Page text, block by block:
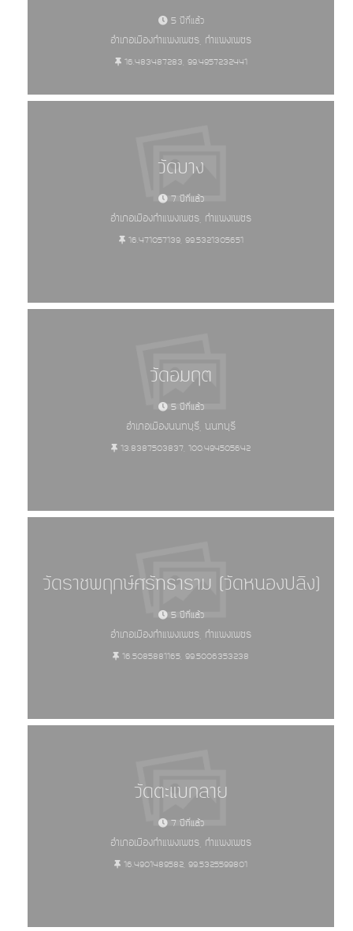
5 ปีที่แล้ว
อำเภอเมืองกำแพงเพชร, กำแพงเพชร
16.483487283, 99.4957232441
วัดบาง
7 ปีที่แล้ว
อำเภอเมืองกำแพงเพชร, กำแพงเพชร
16.471057139, 99.5321305651
วัดอมฤต
5 ปีที่แล้ว
อำเภอเมืองนนทบุรี, นนทบุรี
13.8387503837, 100.494505642
วัดราชพฤกษ์ศรัทธาราม (วัดหนองปลิง)
5 ปีที่แล้ว
อำเภอเมืองกำแพงเพชร, กำแพงเพชร
16.5085881165, 99.5006353238
วัดตะแบกลาย
7 ปีที่แล้ว
อำเภอเมืองกำแพงเพชร, กำแพงเพชร
16.4901489582, 99.5325599801